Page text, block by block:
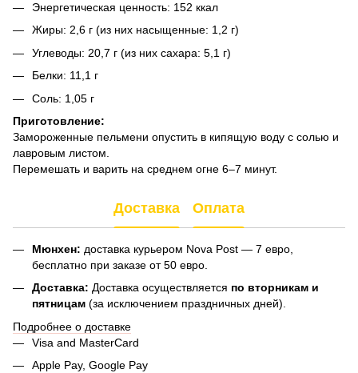
Энергетическая ценность: 152 ккал
Жиры: 2,6 г (из них насыщенные: 1,2 г)
Углеводы: 20,7 г (из них сахара: 5,1 г)
Белки: 11,1 г
Соль: 1,05 г
Приготовление:
Замороженные пельмени опустить в кипящую воду с солью и
лавровым листом.
Перемешать и варить на среднем огне 6–7 минут.
Доставка Оплата
Мюнхен: доставка курьером Nova Post — 7 евро,
бесплатно при заказе от 50 евро.
Доставка: Доставка осуществляется по вторникам и
пятницам (за исключением праздничных дней).
Подробнее о доставке
Visa and MasterCard
Apple Pay, Google Pay